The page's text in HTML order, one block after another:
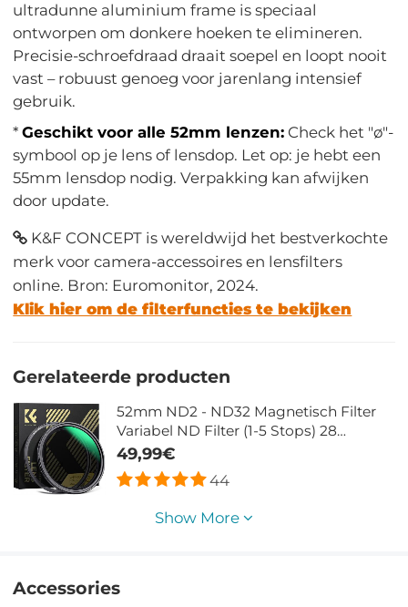
ultradunne aluminium frame is speciaal
ontworpen om donkere hoeken te elimineren.
Precisie-schroefdraad draait soepel en loopt nooit
vast – robuust genoeg voor jarenlang intensief
gebruik.
*Geschikt voor alle 52mm lenzen: Check het "ø"-
symbool op je lens of lensdop. Let op: je hebt een
55mm lensdop nodig. Verpakking kan afwijken
door update.
K&F CONCEPT is wereldwijd het bestverkochte
merk voor camera-accessoires en lensfilters
online. Bron: Euromonitor, 2024.
Klik hier om de filterfuncties te bekijken
Gerelateerde producten
52mm ND2 - ND32 Magnetisch Filter
Variabel ND Filter (1-5 Stops) 28
Meerlaagse Coatings Nano Xcel Serie
49,99€
44
Show More
Accessories